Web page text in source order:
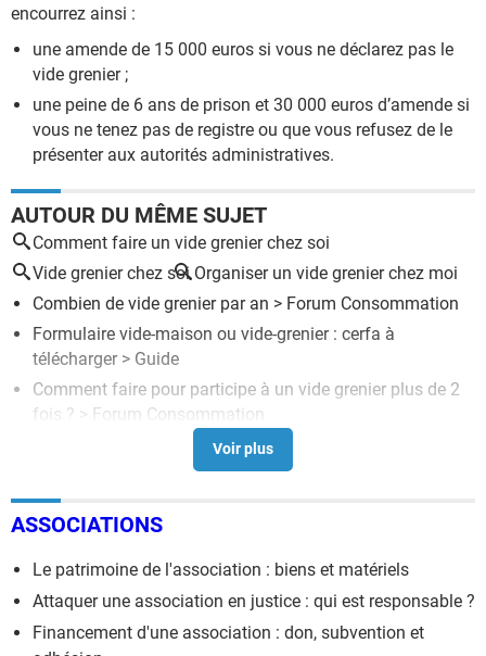
encourrez ainsi :
une amende de 15 000 euros si vous ne déclarez pas le
vide grenier ;
une peine de 6 ans de prison et 30 000 euros d’amende si
vous ne tenez pas de registre ou que vous refusez de le
présenter aux autorités administratives.
AUTOUR DU MÊME SUJET
Comment faire un vide grenier chez soi
Vide grenier chez soi Organiser un vide grenier chez moi
Combien de vide grenier par an > Forum Consommation
Formulaire vide-maison ou vide-grenier : cerfa à
télécharger > Guide
Comment faire pour participe à un vide grenier plus de 2
fois ? > Forum Consommation
LEGISLATION VIDE GRENIERS[résolu] >
Comment faire de la monnaie pour un vide grenier
Forum Banque et Crédit
ASSOCIATIONS
Le patrimoine de l'association : biens et matériels
Attaquer une association en justice : qui est responsable ?
Financement d'une association : don, subvention et